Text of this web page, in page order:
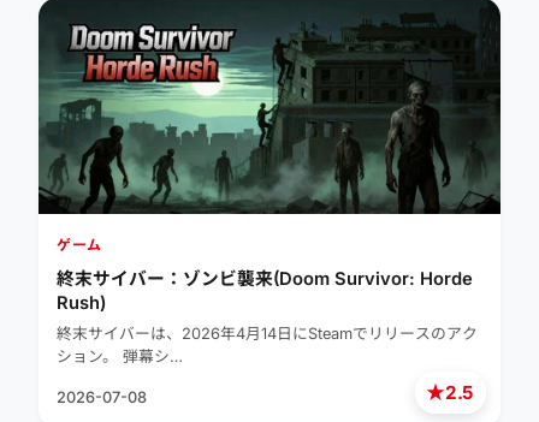
★2.5
ゲーム
終末サイバー：ゾンビ襲来(Doom Survivor: Horde
Rush)
終末サイバーは、2026年4月14日にSteamでリリースのアク
ション。 弾幕シ…
2026-07-08